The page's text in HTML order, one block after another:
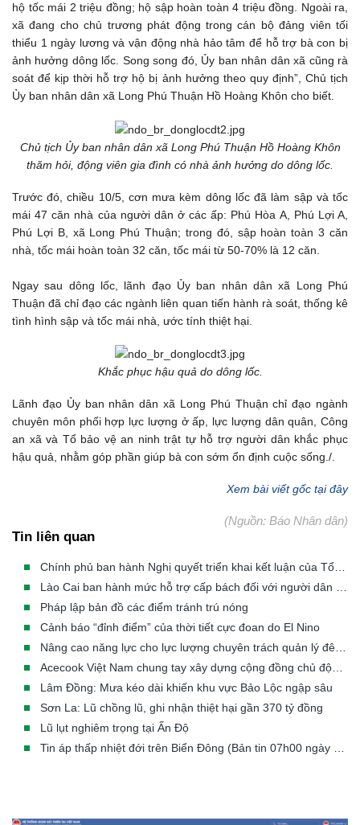
hộ tốc mái 2 triệu đồng; hộ sập hoàn toàn 4 triệu đồng. Ngoài ra,
xã đang cho chủ trương phát động trong cán bộ đảng viên tối
thiểu 1 ngày lương và vận động nhà hảo tâm để hỗ trợ bà con bị
ảnh hưởng dông lốc. Song song đó, Ủy ban nhân dân xã cũng rà
soát để kịp thời hỗ trợ hộ bị ảnh hưởng theo quy định”, Chủ tịch
Ủy ban nhân dân xã Long Phú Thuận Hồ Hoàng Khôn cho biết.
Chủ tịch Ủy ban nhân dân xã Long Phú Thuận Hồ Hoàng Khôn
thăm hỏi, động viên gia đình có nhà ảnh hưởng do dông lốc.
Trước đó, chiều 10/5, cơn mưa kèm dông lốc đã làm sập và tốc
mái 47 căn nhà của người dân ở các ấp: Phú Hòa A, Phú Lợi A,
Phú Lợi B, xã Long Phú Thuận; trong đó, sập hoàn toàn 3 căn
nhà, tốc mái hoàn toàn 32 căn, tốc mái từ 50-70% là 12 căn.
Ngay sau dông lốc, lãnh đạo Ủy ban nhân dân xã Long Phú
Thuận đã chỉ đạo các ngành liên quan tiến hành rà soát, thống kê
tình hình sập và tốc mái nhà, ước tính thiệt hại.
Khắc phục hậu quả do dông lốc.
Lãnh đạo Ủy ban nhân dân xã Long Phú Thuận chỉ đạo ngành
chuyên môn phối hợp lực lượng ở ấp, lực lượng dân quân, Công
an xã và Tổ bảo vệ an ninh trật tự hỗ trợ người dân khắc phục
hậu quả, nhằm góp phần giúp bà con sớm ổn định cuộc sống./.
Xem bài viết gốc tại đây
(Nguồn: Báo Nhân dân)
Tin liên quan
Pháp lập bản đồ các điểm tránh trú nóng
Cảnh báo “đỉnh điểm” của thời tiết cực đoan do El Nino
Lâm Đồng: Mưa kéo dài khiến khu vực Bảo Lộc ngập sâu
Sơn La: Lũ chồng lũ, ghi nhận thiệt hại gần 370 tỷ đồng
Lũ lụt nghiêm trọng tại Ấn Độ